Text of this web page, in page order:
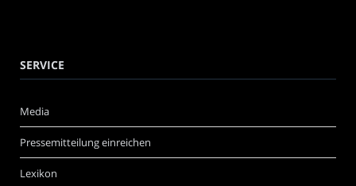
SERVICE
Media
Pressemitteilung einreichen
Lexikon